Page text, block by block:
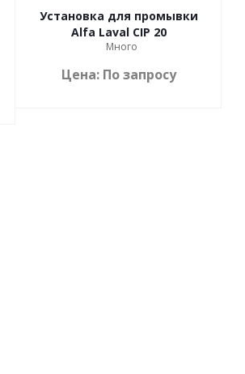
Установка для промывки
Alfa Laval CIP 20
Много
Цена: По запросу